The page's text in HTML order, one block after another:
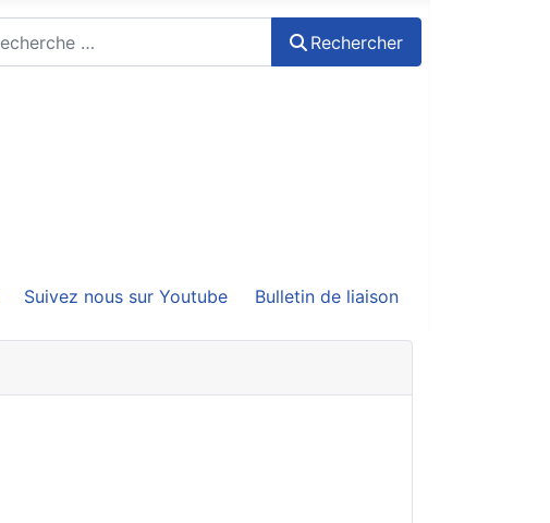
Rechercher
Suivez nous sur Youtube Bulletin de liaison